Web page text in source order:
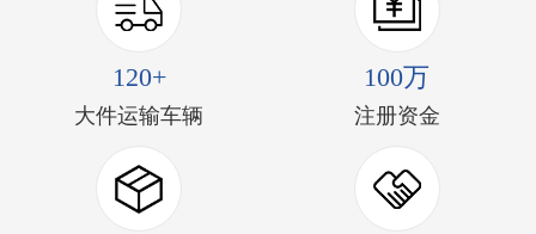
120+
大件运输车辆
100万
注册资金